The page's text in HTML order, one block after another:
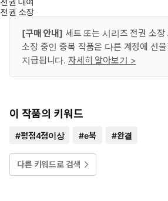
전권 소장
[구매 안내] 세트 또는 시리즈 전권 소
소장 중인 중복 작품은 다른 계정에 선
지급됩니다. 자세히 알아보기 >
이 작품의 키워드
#평점4점이상 #e북 #완결
다른 키워드로 검색